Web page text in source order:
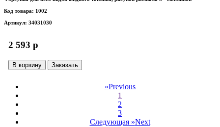
Код товара: 1002
Артикул: 34031030
2 593 p
В корзину Заказать
«Previous
1
2
3
Следующая »Next